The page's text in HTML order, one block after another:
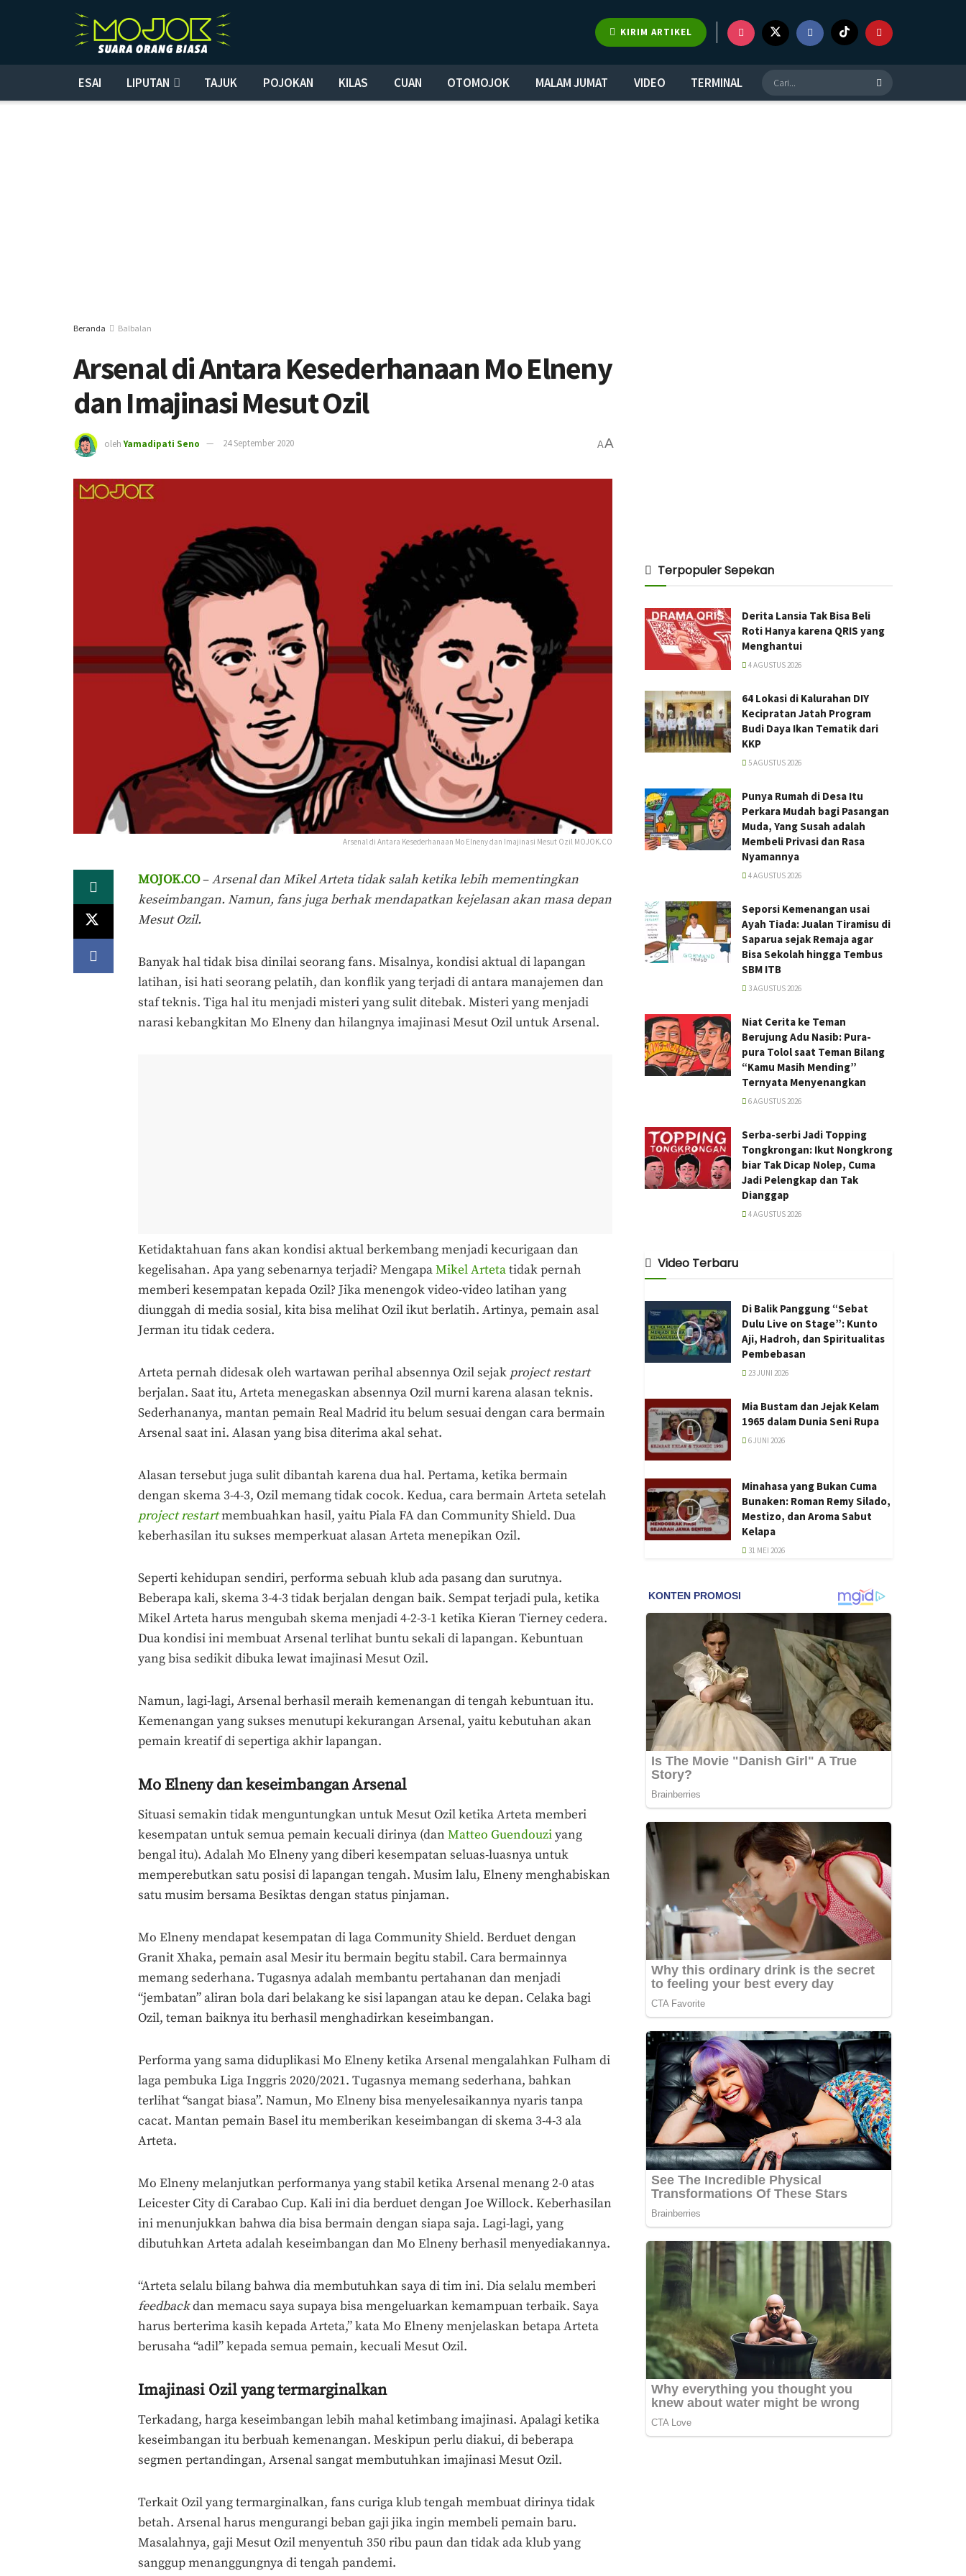
KIRIM ARTIKEL
ESAI LIPUTAN TAJUK POJOKAN KILAS CUAN OTOMOJOK MALAM JUMAT VIDEO TERMINAL
Beranda Balbalan
Arsenal di Antara Kesederhanaan Mo Elneny
dan Imajinasi Mesut Ozil
oleh Yamadipati Seno 24 September 2020 AA
Arsenal di Antara Kesederhanaan Mo Elneny dan Imajinasi Mesut Ozil MOJOK.CO
MOJOK.CO–Arsenal dan Mikel Arteta tidak salah ketika lebih mementingkan
keseimbangan. Namun, fans juga berhak mendapatkan kejelasan akan masa depan
Mesut Ozil.
Banyak hal tidak bisa dinilai seorang fans. Misalnya, kondisi aktual di lapangan
latihan, isi hati seorang pelatih, dan konflik yang terjadi di antara manajemen dan
staf teknis. Tiga hal itu menjadi misteri yang sulit ditebak. Misteri yang menjadi
narasi kebangkitan Mo Elneny dan hilangnya imajinasi Mesut Ozil untuk Arsenal.
Ketidaktahuan fans akan kondisi aktual berkembang menjadi kecurigaan dan
kegelisahan. Apa yang sebenarnya terjadi? MengapaMikel Artetatidak pernah
memberi kesempatan kepada Ozil? Jika menengok video-video latihan yang
diunggah di media sosial, kita bisa melihat Ozil ikut berlatih. Artinya, pemain asal
Jerman itu tidak cedera.
Arteta pernah didesak oleh wartawan perihal absennya Ozil sejak project restart
berjalan. Saat itu, Arteta menegaskan absennya Ozil murni karena alasan teknis.
Sederhananya, mantan pemain Real Madrid itu belum sesuai dengan cara bermain
Arsenal saat ini. Alasan yang bisa diterima akal sehat.
Alasan tersebut juga sulit dibantah karena dua hal. Pertama, ketika bermain
dengan skema 3-4-3, Ozil memang tidak cocok. Kedua, cara bermain Arteta setelah
project restartmembuahkan hasil, yaitu Piala FA dan Community Shield. Dua
keberhasilan itu sukses memperkuat alasan Arteta menepikan Ozil.
Seperti kehidupan sendiri, performa sebuah klub ada pasang dan surutnya.
Beberapa kali, skema 3-4-3 tidak berjalan dengan baik. Sempat terjadi pula, ketika
Mikel Arteta harus mengubah skema menjadi 4-2-3-1 ketika Kieran Tierney cedera.
Dua kondisi ini membuat Arsenal terlihat buntu sekali di lapangan. Kebuntuan
yang bisa sedikit dibuka lewat imajinasi Mesut Ozil.
Namun, lagi-lagi, Arsenal berhasil meraih kemenangan di tengah kebuntuan itu.
Kemenangan yang sukses menutupi kekurangan Arsenal, yaitu kebutuhan akan
pemain kreatif di sepertiga akhir lapangan.
Mo Elneny dan keseimbangan Arsenal
Situasi semakin tidak menguntungkan untuk Mesut Ozil ketika Arteta memberi
kesempatan untuk semua pemain kecuali dirinya (dan Matteo Guendouziyang
bengal itu). Adalah Mo Elneny yang diberi kesempatan seluas-luasnya untuk
memperebutkan satu posisi di lapangan tengah. Musim lalu, Elneny menghabiskan
satu musim bersama Besiktas dengan status pinjaman.
Mo Elneny mendapat kesempatan di laga Community Shield. Berduet dengan
Granit Xhaka, pemain asal Mesir itu bermain begitu stabil. Cara bermainnya
memang sederhana. Tugasnya adalah membantu pertahanan dan menjadi
“jembatan” aliran bola dari belakang ke sisi lapangan atau ke depan. Celaka bagi
Ozil, teman baiknya itu berhasil menghadirkan keseimbangan.
Performa yang sama diduplikasi Mo Elneny ketika Arsenal mengalahkan Fulham di
laga pembuka Liga Inggris 2020/2021. Tugasnya memang sederhana, bahkan
terlihat “sangat biasa”. Namun, Mo Elneny bisa menyelesaikannya nyaris tanpa
cacat. Mantan pemain Basel itu memberikan keseimbangan di skema 3-4-3 ala
Arteta.
Mo Elneny melanjutkan performanya yang stabil ketika Arsenal menang 2-0 atas
Leicester City di Carabao Cup. Kali ini dia berduet dengan Joe Willock. Keberhasilan
ini menunjukkan bahwa dia bisa bermain dengan siapa saja. Lagi-lagi, yang
dibutuhkan Arteta adalah keseimbangan dan Mo Elneny berhasil menyediakannya.
“Arteta selalu bilang bahwa dia membutuhkan saya di tim ini. Dia selalu memberi
feedbackdan memacu saya supaya bisa mengeluarkan kemampuan terbaik. Saya
harus berterima kasih kepada Arteta,” kata Mo Elneny menjelaskan betapa Arteta
berusaha “adil” kepada semua pemain, kecuali Mesut Ozil.
Imajinasi Ozil yang termarginalkan
Terkadang, harga keseimbangan lebih mahal ketimbang imajinasi. Apalagi ketika
keseimbangan itu berbuah kemenangan. Meskipun perlu diakui, di beberapa
segmen pertandingan, Arsenal sangat membutuhkan imajinasi Mesut Ozil.
Terkait Ozil yang termarginalkan, fans curiga klub tengah membuat dirinya tidak
betah. Arsenal harus mengurangi beban gaji jika ingin membeli pemain baru.
Masalahnya, gaji Mesut Ozil menyentuh 350 ribu paun dan tidak ada klub yang
sanggup menanggungnya di tengah pandemi.
Terpopuler Sepekan
Derita Lansia Tak Bisa Beli
Roti Hanya karena QRIS yang
Menghantui
4 AGUSTUS 2026
64 Lokasi di Kalurahan DIY
Kecipratan Jatah Program
Budi Daya Ikan Tematik dari
KKP
5 AGUSTUS 2026
Punya Rumah di Desa Itu
Perkara Mudah bagi Pasangan
Muda, Yang Susah adalah
Membeli Privasi dan Rasa
Nyamannya
4 AGUSTUS 2026
Seporsi Kemenangan usai
Ayah Tiada: Jualan Tiramisu di
Saparua sejak Remaja agar
Bisa Sekolah hingga Tembus
SBM ITB
3 AGUSTUS 2026
Niat Cerita ke Teman
Berujung Adu Nasib: Pura-
pura Tolol saat Teman Bilang
“Kamu Masih Mending”
Ternyata Menyenangkan
6 AGUSTUS 2026
Serba-serbi Jadi Topping
Tongkrongan: Ikut Nongkrong
biar Tak Dicap Nolep, Cuma
Jadi Pelengkap dan Tak
Dianggap
4 AGUSTUS 2026
Video Terbaru
Di Balik Panggung “Sebat
Dulu Live on Stage”: Kunto
Aji, Hadroh, dan Spiritualitas
Pembebasan
23 JUNI 2026
Mia Bustam dan Jejak Kelam
1965 dalam Dunia Seni Rupa
6 JUNI 2026
Minahasa yang Bukan Cuma
Bunaken: Roman Remy Silado,
Mestizo, dan Aroma Sabut
Kelapa
31 MEI 2026